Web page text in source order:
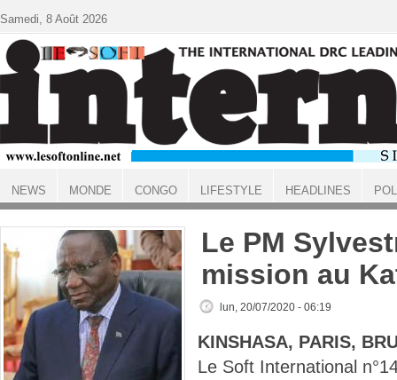
ACCUEIL
Le PM
mission au
lun, 20/07/2020 - 06:19
KINSHASA, PARIS,
Le Soft International
Samedi, 8 Août 2026
NEWS MONDE CONGO LIFESTYLE HEADLINES